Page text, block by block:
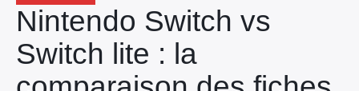
Nintendo Switch vs
Switch lite : la